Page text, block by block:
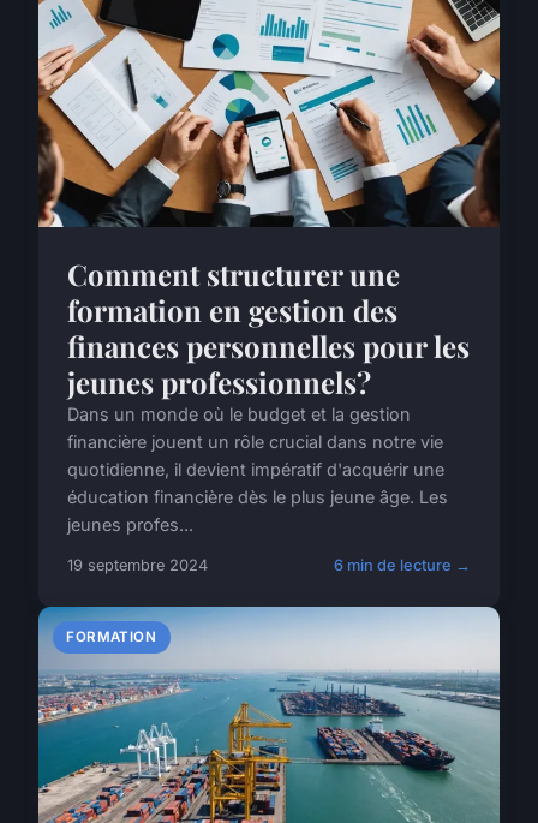
Comment structurer une
formation en gestion des
finances personnelles pour les
jeunes professionnels?
Dans un monde où le budget et la gestion
financière jouent un rôle crucial dans notre vie
quotidienne, il devient impératif d'acquérir une
éducation financière dès le plus jeune âge. Les
jeunes profes...
19 septembre 2024 6 min de lecture →
FORMATION